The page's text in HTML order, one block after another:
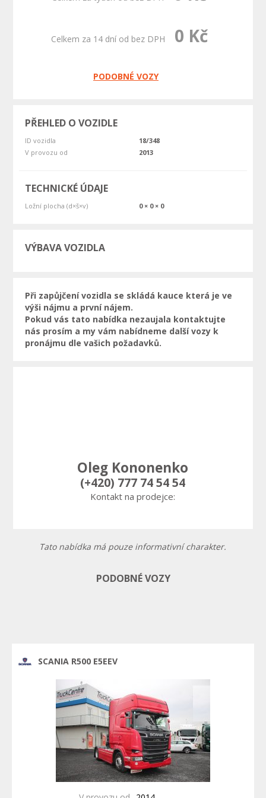
Celkem za 14 dní od bez DPH 0 Kč
PODOBNÉ VOZY
PŘEHLED O VOZIDLE
ID vozidla
18/348
V provozu od
2013
TECHNICKÉ ÚDAJE
Ložní plocha (d×š×v) 0 × 0 × 0
VÝBAVA VOZIDLA
Při zapůjčení vozidla se skládá kauce která je ve
výši nájmu a první nájem.
Pokud vás tato nabídka nezaujala kontaktujte
nás prosím a my vám nabídneme další vozy k
pronájmu dle vašich požadavků.
Oleg Kononenko
(+420) 777 74 54 54
Kontakt na prodejce:
Tato nabídka má pouze informativní charakter.
PODOBNÉ VOZY
SCANIA R500 E5EEV